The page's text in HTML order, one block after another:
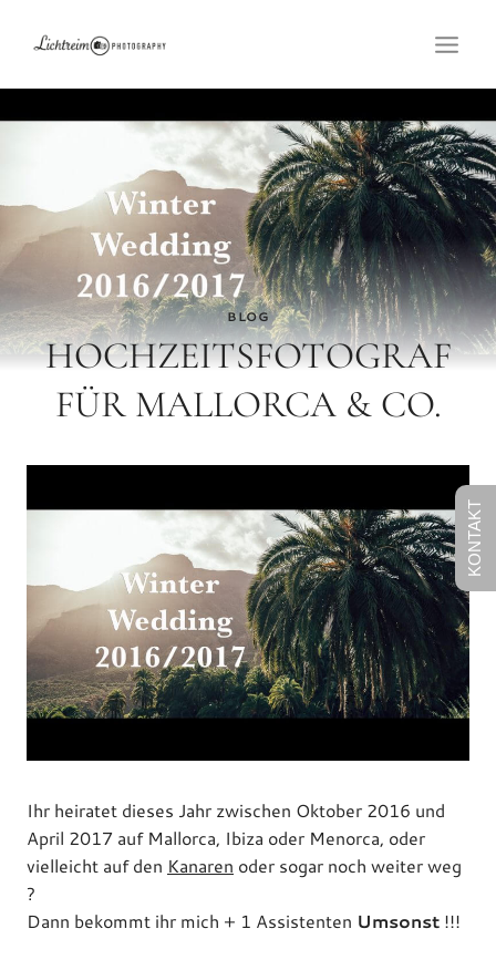
Inhalt
BLOG
HOCHZEITSFOTOGRAF
FÜR MALLORCA & CO.
Ihr heiratet dieses Jahr zwischen Oktober 2016 und
April 2017 auf Mallorca, Ibiza oder Menorca, oder
vielleicht auf den Kanaren oder sogar noch weiter weg
?
Dann bekommt ihr mich + 1 Assistenten Umsonst !!!
KONTAKT